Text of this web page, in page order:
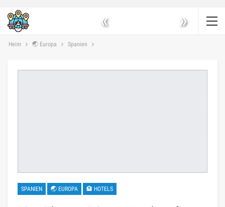
« »
Heim 🌏 Europa Spanien
SPANIEN 🌏 EUROPA 🏨 HOTELS